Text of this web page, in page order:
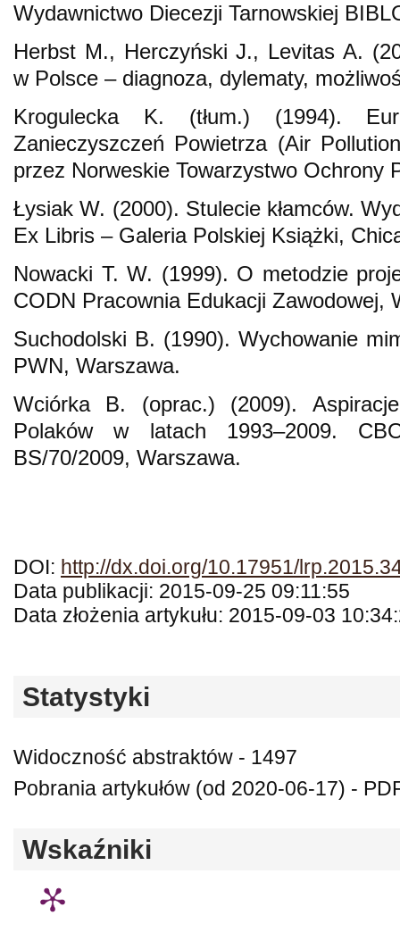
Wydawnictwo Diecezji Tarnowskiej
Herbst M., Herczyński J., Levitas A.
w Polsce – diagnoza, dylematy,
Krogulecka K. (tłum.) (1994).
Zanieczyszczeń Powietrza (Air
przez Norweskie Towarzystwo Ochrony
Łysiak W. (2000). Stulecie kłamców.
Ex Libris – Galeria Polskiej Książki,
Nowacki T. W. (1999). O metodzie
CODN Pracownia Edukacji Zawodowej,
Suchodolski B. (1990). Wychowanie
PWN, Warszawa.
Wciórka B. (oprac.) (2009).
Polaków w latach 1993–2009.
BS/70/2009, Warszawa.
DOI: http://dx.doi.org/10.17951/
Data publikacji: 2015-09-25 09:11:55
Data złożenia artykułu: 2015-09-03
Statystyki
Widoczność abstraktów - 1497
Pobrania artykułów (od 2020-06-17) -
Wskaźniki